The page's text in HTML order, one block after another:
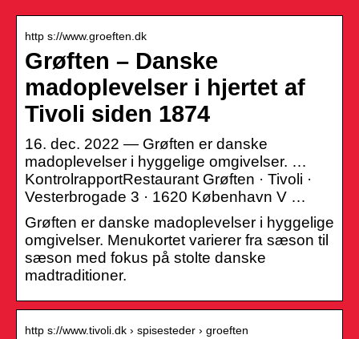
http s://www.groeften.dk
Grøften – Danske
madoplevelser i hjertet af
Tivoli siden 1874
16. dec. 2022 — Grøften er danske
madoplevelser i hyggelige omgivelser. …
KontrolrapportRestaurant Grøften · Tivoli ·
Vesterbrogade 3 · 1620 København V …
Grøften er danske madoplevelser i hyggelige
omgivelser. Menukortet varierer fra sæson til
sæson med fokus på stolte danske
madtraditioner.
http s://www.tivoli.dk › spisesteder › groeften